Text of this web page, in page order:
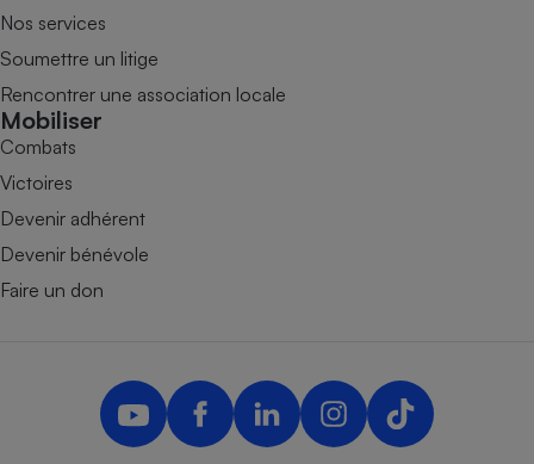
Nos services
Soumettre un litige
Rencontrer une association locale
Mobiliser
Combats
Victoires
Devenir adhérent
Devenir bénévole
Faire un don